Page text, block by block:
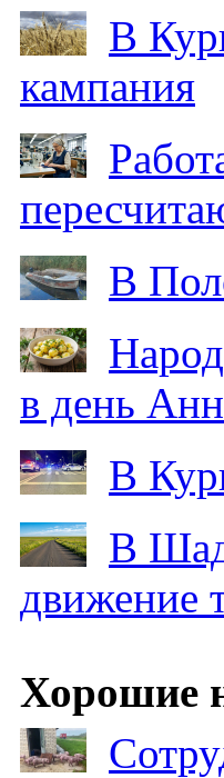
В
кампания
В
в день
В
В
движение
Хорошие